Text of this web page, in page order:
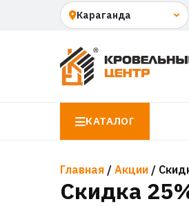
КАТАЛОГ
Главная / Акции /
Скидка